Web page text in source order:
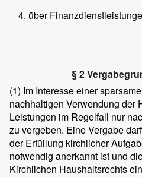
über
§ 2
(1) Im Interesse einer
nachhaltigen Verwendung der
Leistungen im Regelfall nur
zu vergeben. Eine Vergabe
der Erfüllung kirchlicher
notwendig anerkannt ist und
Kirchlichen Haushaltsrechts